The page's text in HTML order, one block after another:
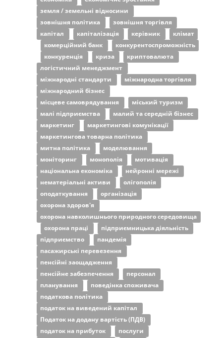
земля / земельні відносини
зовнішня політика
зовнішня торгівля
капітал
капіталізація керівник
клімат
комерційний банк
конкурентоспроможність
конкуренція
криза
криптовалюта
логістичний менеджмент
міжнародні стандарти
міжнародна торгівля
міжнародний бізнес
місцеве самоврядування
міський туризм
малі підприємства
малий та середній бізнес
маркетинг
маркетингові комунікації
маркетингова товарна політика
митна політика
моделювання
моніторинг
монополія
мотивація
національна економіка
нейронні мережі
нематеріальні активи
олігополія
оподаткування
організація
охорона здоров'я
охорона навколишнього природного середовища
охорона праці
підприємницька діяльність
підприємство
пандемія
пасажирські перевезення
пенсійні заощадження
пенсійне забезпечення
персонал
планування
поведінка споживача
податкова політика
податок на виведений капітал
Податок на додану вартість (ПДВ)
податок на прибуток
послуги